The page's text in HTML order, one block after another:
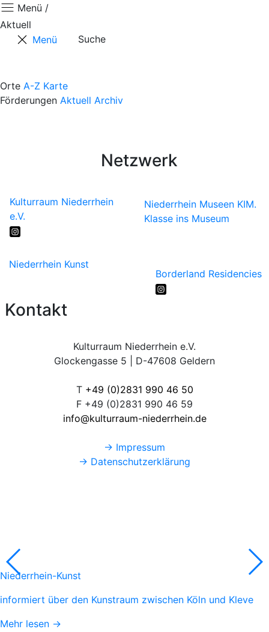
Menü /
Aktuell
Menü
Suche
Orte A-Z Karte
Förderungen Aktuell Archiv
Netzwerk
Kulturraum Niederrhein
e.V.
Niederrhein Museen KIM.
Klasse ins Museum
Niederrhein Kunst
Borderland Residencies
Kontakt
Kulturraum Niederrhein e.V.
Glockengasse 5 | D-47608 Geldern
T +49 (0)2831 990 46 50
F +49 (0)2831 990 46 59
info@kulturraum-niederrhein.de
→ Impressum
→ Datenschutzerklärung
Niederrhein-Kunst
informiert über den Kunstraum zwischen Köln und Kleve
Mehr lesen →